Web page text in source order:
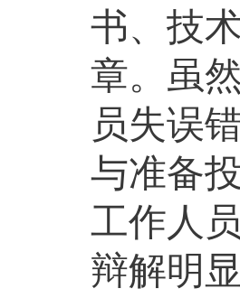
书、技
章。虽然
员失误
与准备
工作人
辩解明